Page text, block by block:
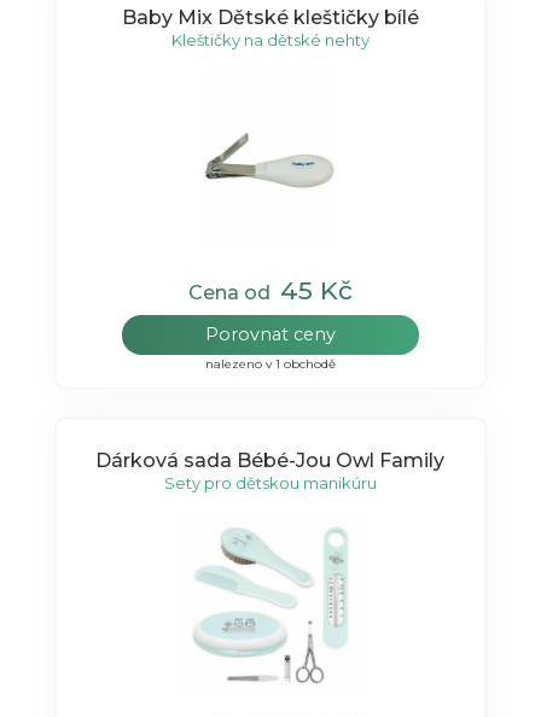
Baby Mix Dětské kleštičky bílé
Kleštičky na dětské nehty
Cena od 45 Kč
Porovnat ceny
nalezeno v 1 obchodě
Dárková sada Bébé-Jou Owl Family
Sety pro dětskou manikúru